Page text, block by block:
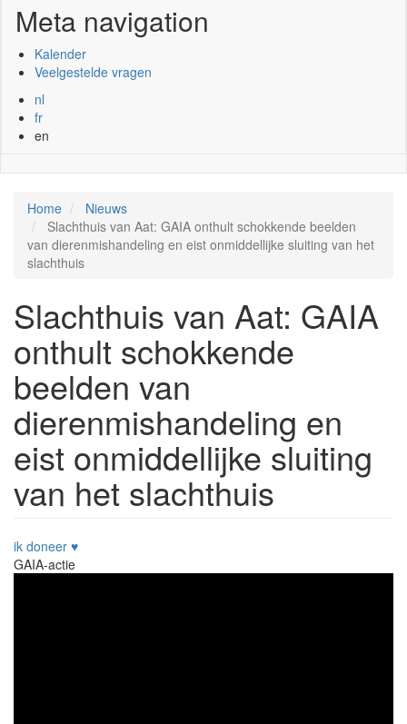
Meta navigation
Kalender
Veelgestelde vragen
nl
fr
en
Home
Nieuws
Slachthuis van Aat: GAIA onthult schokkende beelden
van dierenmishandeling en eist onmiddellijke sluiting van het
slachthuis
Slachthuis van Aat: GAIA
onthult schokkende
beelden van
dierenmishandeling en
eist onmiddellijke sluiting
van het slachthuis
ik doneer ♥︎
GAIA-actie